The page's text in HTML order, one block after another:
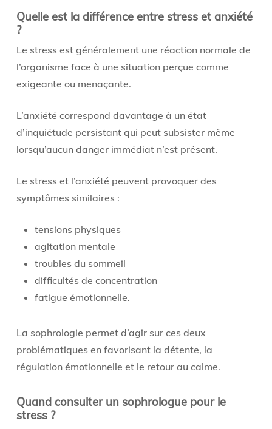
Quelle est la différence entre stress et anxiété
?
Le stress est généralement une réaction normale de
l’organisme face à une situation perçue comme
exigeante ou menaçante.
L’anxiété correspond davantage à un état
d’inquiétude persistant qui peut subsister même
lorsqu’aucun danger immédiat n’est présent.
Le stress et l’anxiété peuvent provoquer des
symptômes similaires :
tensions physiques
agitation mentale
troubles du sommeil
difficultés de concentration
fatigue émotionnelle.
La sophrologie permet d’agir sur ces deux
problématiques en favorisant la détente, la
régulation émotionnelle et le retour au calme.
Quand consulter un sophrologue pour le
stress ?